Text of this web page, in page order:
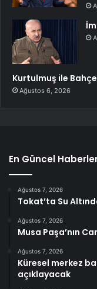
Kurtulmuş ile
Ağustos 6, 2026
En Güncel
Ağustos 7, 2026
Tokat’ta Su
Ağustos 7, 2026
Musa Paşa’nın
Ağustos 7, 2026
Küresel merkez
açıklayacak